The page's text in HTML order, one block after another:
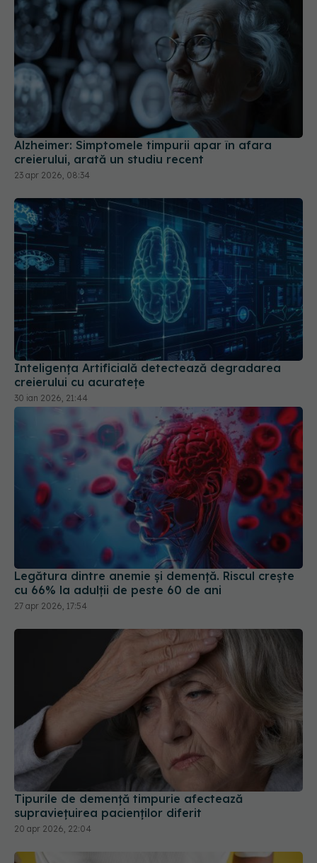
Alzheimer: Simptomele timpurii apar în afara
creierului, arată un studiu recent
23 apr 2026, 08:34
Inteligența Artificială detectează degradarea
creierului cu acuratețe
30 ian 2026, 21:44
Legătura dintre anemie și demență. Riscul crește
cu 66% la adulții de peste 60 de ani
27 apr 2026, 17:54
Tipurile de demență timpurie afectează
supraviețuirea pacienților diferit
20 apr 2026, 22:04